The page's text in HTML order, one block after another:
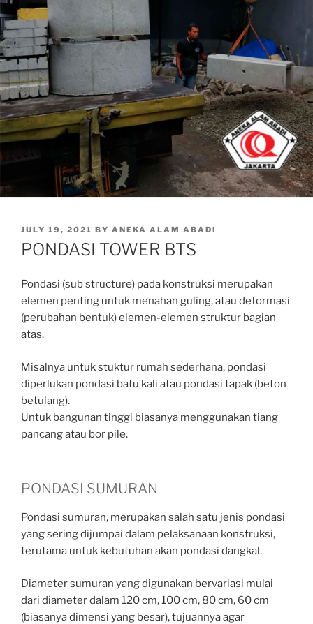
POSTED
ON
JULY 19, 2021 BY ANEKA ALAM ABADI
PONDASI TOWER BTS
Pondasi (sub structure) pada konstruksi merupakan
elemen penting untuk menahan guling, atau deformasi
(perubahan bentuk) elemen-elemen struktur bagian
atas.
Misalnya untuk stuktur rumah sederhana, pondasi
diperlukan pondasi batu kali atau pondasi tapak (beton
betulang).
Untuk bangunan tinggi biasanya menggunakan tiang
pancang atau bor pile.
PONDASI SUMURAN
Pondasi sumuran, merupakan salah satu jenis pondasi
yang sering dijumpai dalam pelaksanaan konstruksi,
terutama untuk kebutuhan akan pondasi dangkal.
Diameter sumuran yang digunakan bervariasi mulai
dari diameter dalam 120 cm, 100 cm, 80 cm, 60 cm
(biasanya dimensi yang besar), tujuannya agar